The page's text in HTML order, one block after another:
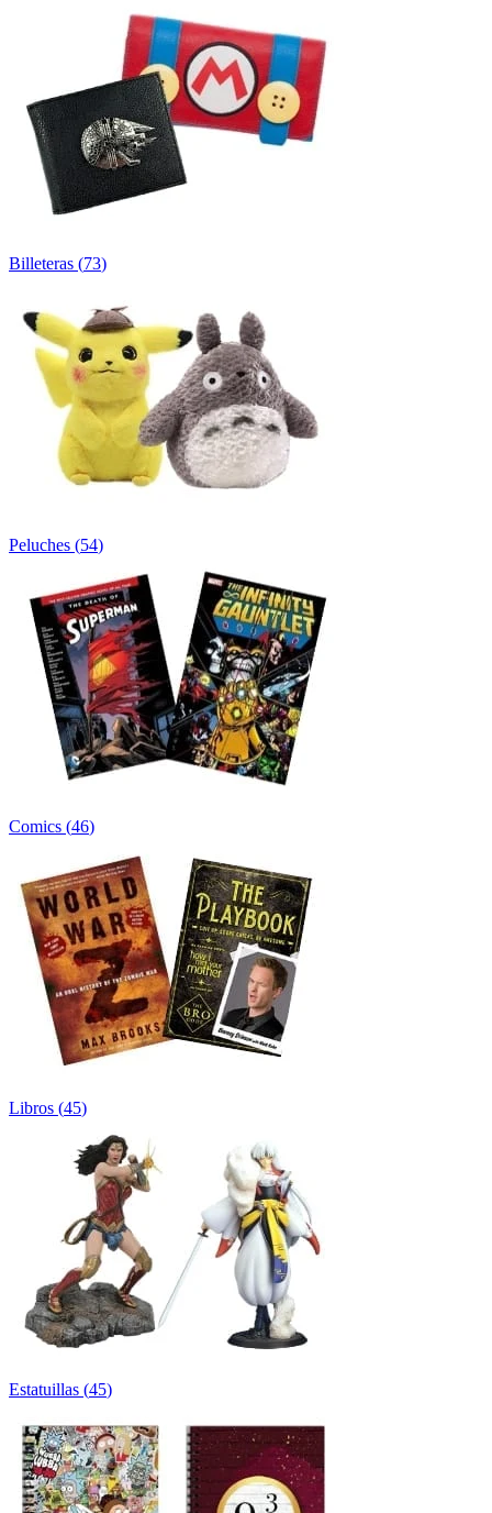
Billeteras (73)
Peluches (54)
Comics (46)
Libros (45)
Estatuillas (45)